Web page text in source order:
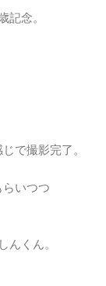
記念。
で撮影完了。
いつつ
んくん。